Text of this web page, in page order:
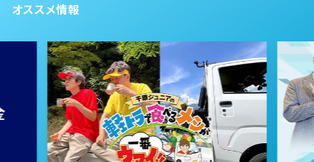
2024年01月11日 放送
第61話
オススメ情報